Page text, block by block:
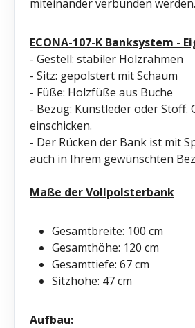
miteinander verbunden
ECONA-107-K Banksystem -
- Gestell: stabiler Holzrahmen
- Sitz: gepolstert mit Schaum
- Füße: Holzfüße aus Buche
- Bezug: Kunstleder oder
einschicken.
- Der Rücken der Bank ist mit
auch in Ihrem gewünschten
Maße der Vollpolsterbank
Gesamtbreite: 100 cm
Gesamthöhe: 120 cm
Gesamttiefe: 67 cm
Sitzhöhe: 47 cm
Aufbau: